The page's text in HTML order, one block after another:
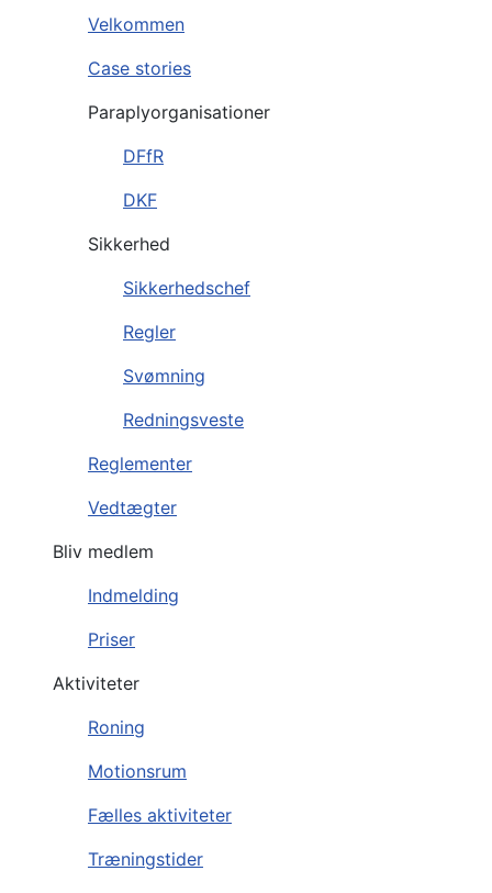
Velkommen
Case stories
Paraplyorganisationer
DFfR
DKF
Sikkerhed
Sikkerhedschef
Regler
Svømning
Redningsveste
Reglementer
Vedtægter
Bliv medlem
Indmelding
Priser
Aktiviteter
Roning
Motionsrum
Fælles aktiviteter
Træningstider